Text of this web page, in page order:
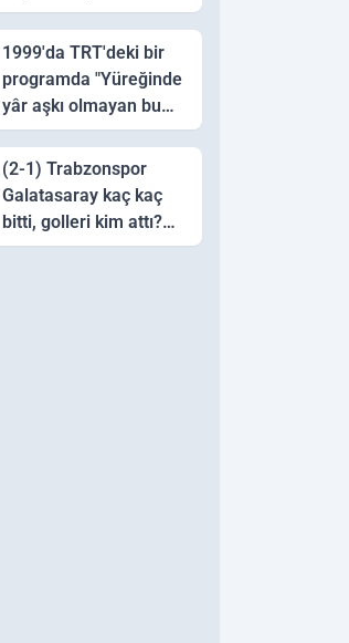
1999'da TRT'deki bir
programda "Yüreğinde
yâr aşkı olmayan bu
sazı çalarsa tingirdatır"
sözünü söyleyen halk
ozanı hangisidir?
(2-1) Trabzonspor
Galatasaray kaç kaç
bitti, golleri kim attı?
Trabzonspor